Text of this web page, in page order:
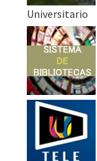
Universitario